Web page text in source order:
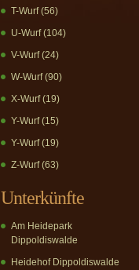
T-Wurf(56)
U-Wurf(104)
V-Wurf(24)
W-Wurf(90)
X-Wurf(19)
Y-Wurf(15)
Y-Wurf(19)
Z-Wurf(63)
Unterkünfte
Am Heidepark
Dippoldiswalde
Heidehof Dippoldiswalde